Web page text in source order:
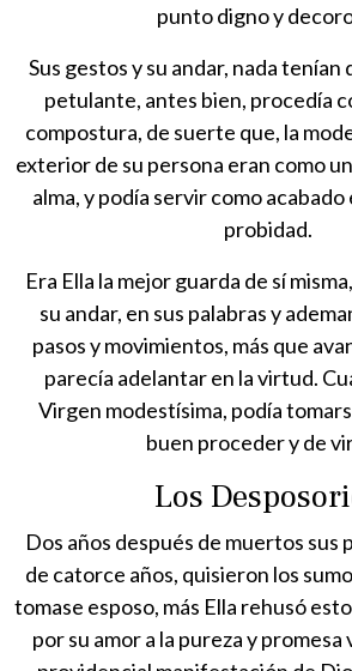
punto digno y
Sus gestos y su andar, nada
petulante, antes bien, procedía
compostura, de suerte que, la
exterior de su persona eran como
alma, y podía servir como
probidad.
Era Ella la mejor guarda de sí
su andar, en sus palabras y
pasos y movimientos, más que
parecía adelantar en la virtud.
Virgen modestísima, podía
buen proceder y de
Los
Dos años después de muertos sus
de catorce años, quisieron los
tomase esposo, más Ella rehusó
por su amor a la pureza y